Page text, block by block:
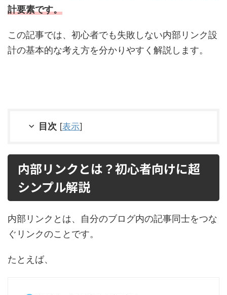
計要素です。
この記事では、初心者でも失敗しない内部リンク設
計の基本的な考え方を分かりやすく解説します。
目次 [表示]
内部リンクとは？初心者向けに超
シンプル解説
内部リンクとは、自分のブログ内の記事同士をつな
ぐリンクのことです。
たとえば、